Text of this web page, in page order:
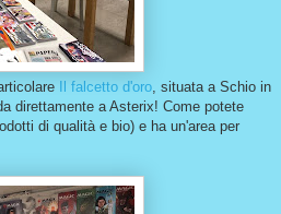
Il falcetto d'oro, situata a Schio in
direttamente a Asterix! Come potete
di qualità e bio) e ha un'area per